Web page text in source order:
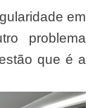
em
problema
que é a